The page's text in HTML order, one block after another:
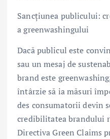
Sancțiunea publicului:
a greenwashingului
Dacă publicul este
sau un mesaj de
brand este
întârzie să ia măsuri
des consumatorii devin
credibilitatea brandului
Directiva Green Claims